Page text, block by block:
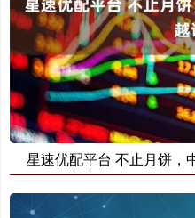
星速优配平台 不止月饼，